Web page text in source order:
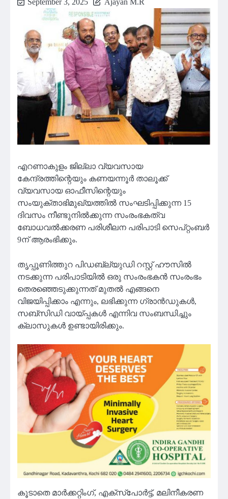
September 3, 2025 Ajayan M.R
എറണാകുളം ജില്ലാ വ്യവസായ
കേന്ദ്രത്തിന്റെയും കണയന്നൂർ താലൂക്ക്
വ്യവസായ ഓഫീസിന്റെയും
സംയുക്താഭിമുഖ്യത്തിൽ സംഘടിപ്പിക്കുന്ന 15
ദിവസം നീണ്ടുനിൽക്കുന്ന സംരംഭകത്വ
ബോധവൽക്കരണ പരിശീലന പരിപാടി സെപ്റ്റംബർ
9ന് ആരംഭിക്കും.
തൃപ്പൂണിത്തുറ പിഡബ്ല്യുഡി റസ്റ്റ് ഹൗസിൽ
നടക്കുന്ന പരിപാടിയിൽ ഒരു സംരംഭകൻ സംരംഭം
തെരഞ്ഞെടുക്കുന്നത് മുതൽ എങ്ങനെ
വിജയിപ്പിക്കാം എന്നും, ലഭിക്കുന്ന ഗ്രാൻഡുകൾ,
സബ്സിഡി വായ്പ്പകൾ എന്നിവ സംബന്ധിച്ചും
ക്ലാസുകൾ ഉണ്ടായിരിക്കും.
കൂടാതെ മാർക്കറ്റിംഗ്, എക്സ്പോർട്ട്, മലിനീകരണ